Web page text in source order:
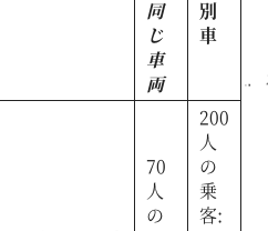
同
じ
車
両
別
車
70
人
の
200
人
の
乗
客: